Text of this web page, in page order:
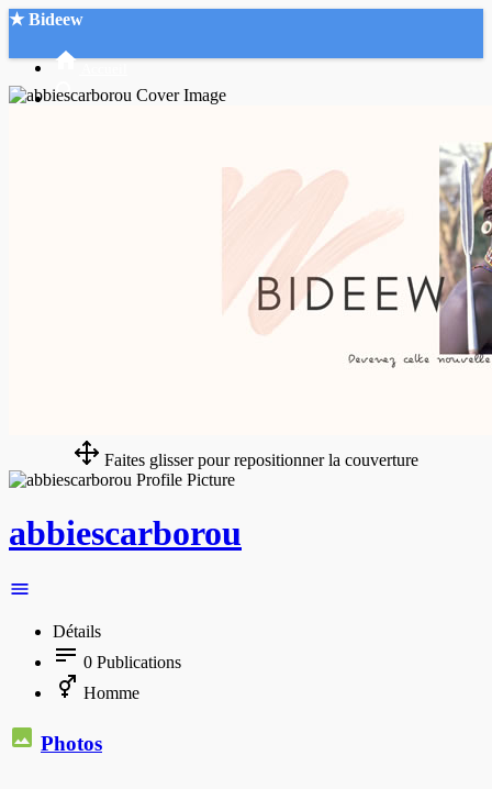
★ Bideew
Faites glisser pour repositionner la couverture
abbiescarborou
Détails
0 Publications
Homme
Photos